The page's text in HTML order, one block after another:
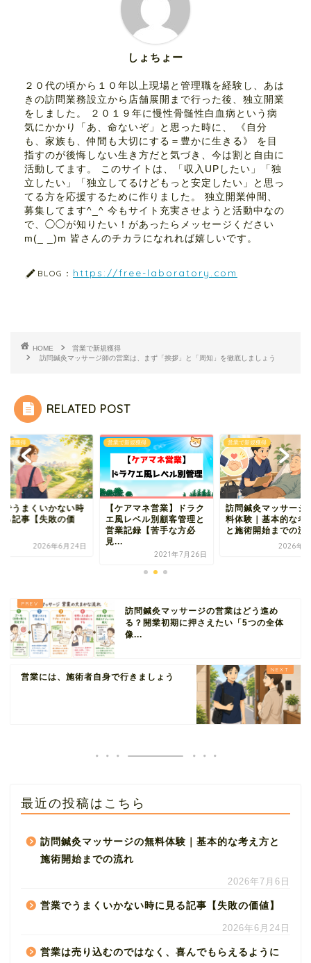
しょちょー
２０代の頃から１０年以上現場と管理職を経験し、あは
きの訪問業務設立から店舗展開まで行った後、独立開業
をしました。 ２０１９年に慢性骨髄性白血病という病
気にかかり「あ、命ないぞ」と思った時に、 《自分
も、家族も、仲間も大切にする＝豊かに生きる》 を目
指すのが後悔しない生き方だと気づき、今は割と自由に
活動してます。 このサイトは、「収入UPしたい」「独
立したい」「独立してるけどもっと安定したい」と思っ
てる方を応援するために作りました。 独立開業仲間、
募集してます^_^ 今もサイト充実させようと活動中なの
で、◯◯が知りたい！があったらメッセージください
m(_ _)m 皆さんのチカラになれれば嬉しいです。
BLOG： https://free-laboratory.com
HOME
営業で新規獲得
訪問鍼灸マッサージ師の営業は、まず「挨拶」と「周知」を徹底しましょう
RELATED POST
新規獲得
でうまくいかない時
る記事【失敗の価
2026年6月24日
営業で新規獲得
【ケアマネ営業】ドラク
エ風レベル別顧客管理と
営業記録【苦手な方必
見...
2021年7月26日
営業で新規獲得
訪問鍼灸マッサージ
料体験｜基本的な考
と施術開始までの流
2026年7
訪問鍼灸マッサージの営業はどう進め
る？開業初期に押さえたい「5つの全体
像...
営業には、施術者自身で行きましょう
最近の投稿はこちら
訪問鍼灸マッサージの無料体験｜基本的な考え方と
施術開始までの流れ
2026年7月6日
営業でうまくいかない時に見る記事【失敗の価値】
2026年6月24日
営業は売り込むのではなく、喜んでもらえるように